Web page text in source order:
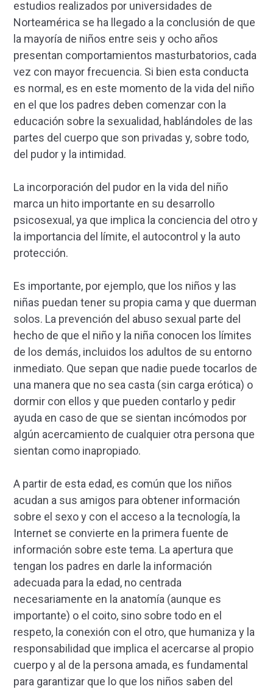
estudios realizados por universidades de
Norteamérica se ha llegado a la conclusión de que
la mayoría de niños entre seis y ocho años
presentan comportamientos masturbatorios, cada
vez con mayor frecuencia. Si bien esta conducta
es normal, es en este momento de la vida del niño
en el que los padres deben comenzar con la
educación sobre la sexualidad, hablándoles de las
partes del cuerpo que son privadas y, sobre todo,
del pudor y la intimidad.
La incorporación del pudor en la vida del niño
marca un hito importante en su desarrollo
psicosexual, ya que implica la conciencia del otro y
la importancia del límite, el autocontrol y la auto
protección.
Es importante, por ejemplo, que los niños y las
niñas puedan tener su propia cama y que duerman
solos. La prevención del abuso sexual parte del
hecho de que el niño y la niña conocen los límites
de los demás, incluidos los adultos de su entorno
inmediato. Que sepan que nadie puede tocarlos de
una manera que no sea casta (sin carga erótica) o
dormir con ellos y que pueden contarlo y pedir
ayuda en caso de que se sientan incómodos por
algún acercamiento de cualquier otra persona que
sientan como inapropiado.
A partir de esta edad, es común que los niños
acudan a sus amigos para obtener información
sobre el sexo y con el acceso a la tecnología, la
Internet se convierte en la primera fuente de
información sobre este tema. La apertura que
tengan los padres en darle la información
adecuada para la edad, no centrada
necesariamente en la anatomía (aunque es
importante) o el coito, sino sobre todo en el
respeto, la conexión con el otro, que humaniza y la
responsabilidad que implica el acercarse al propio
cuerpo y al de la persona amada, es fundamental
para garantizar que lo que los niños saben del